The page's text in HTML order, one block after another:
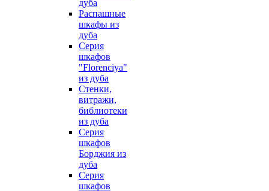
дуба
Распашные
шкафы из
дуба
Серия
шкафов
"Florenciya"
из дуба
Стенки,
витражи,
библиотеки
из дуба
Серия
шкафов
Борджия из
дуба
Серия
шкафов